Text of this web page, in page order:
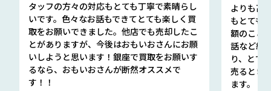
タッフの方々の対応もとても丁寧で素晴らし
いです。色々なお話もできてとても楽しく買
取をお願いできました。他店でも売却したこ
とがありますが、今後はおもいおさんにお願
いしようと思います！銀座で買取をお願いす
るなら、おもいおさんが断然オススメで
す！！
よりも高
もとても
額のこと
話など細
り、とて
売るとき
ます。